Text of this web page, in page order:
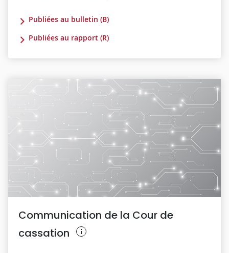
Publiées au bulletin (B)
Publiées au rapport (R)
Communication de la Cour de
cassation